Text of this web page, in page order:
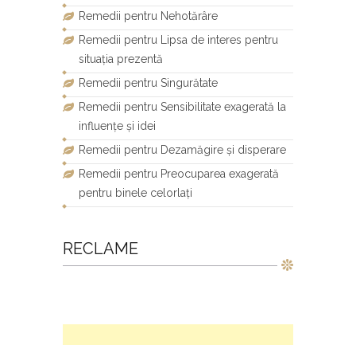
Remedii pentru Nehotărâre
Remedii pentru Lipsa de interes pentru
situația prezentă
Remedii pentru Singurătate
Remedii pentru Sensibilitate exagerată la
influențe și idei
Remedii pentru Dezamăgire și disperare
Remedii pentru Preocuparea exagerată
pentru binele celorlați
RECLAME